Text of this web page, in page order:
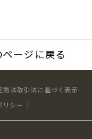
ージに戻る
商法取引法に基づく表示
リシー